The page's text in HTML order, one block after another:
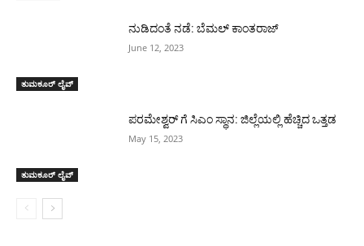
ತುಮಕೂರ್ ಲೈವ್
ನುಡಿದಂತೆ ನಡೆ: ಬೆಮಲ್ ಕಾಂತರಾಜ್
June 12, 2023
ತುಮಕೂರ್ ಲೈವ್
ಪರಮೇಶ್ವರ್ ಗೆ ಸಿಎಂ ಸ್ಥಾನ: ಜಿಲ್ಲೆಯಲ್ಲಿ ಹೆಚ್ಚಿದ ಒತ್ತಡ
May 15, 2023